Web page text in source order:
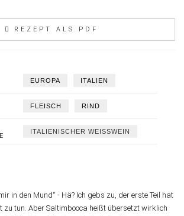
REZEPT ALS PDF
EUROPA ITALIEN
FLEISCH RIND
ITALIENISCHER WEISSWEIN
in den Mund“ - Hä? Ich gebs zu, der erste Teil hat
zu tun. Aber Saltimbooca heißt übersetzt wirklich